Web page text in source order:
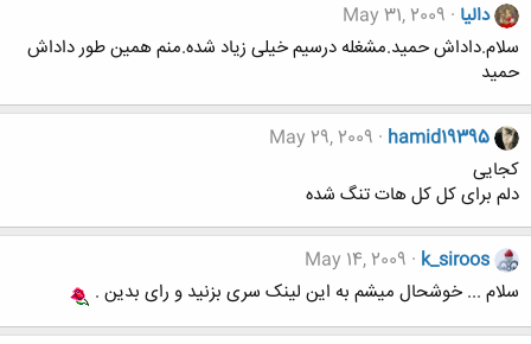
دالیا May 31, 2009
سلام.داداش حمید.مشغله درسیم خیلی زیاد شده.منم همین طور داداش
حمید
hamid19395
May 29, 2009
کجایی
دلم برای کل کل هات تنگ شده
k_siroos
May 14, 2009
سلام ... خوشحال میشم به این لینک سری بزنید و رای بدین .